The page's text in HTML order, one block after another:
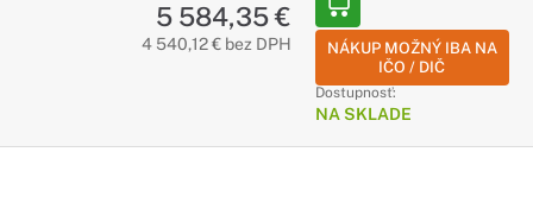
5 584,35 €
4 540,12 € bez DPH
NÁKUP MOŽNÝ IBA NA
IČO / DIČ
Dostupnosť:
NA SKLADE